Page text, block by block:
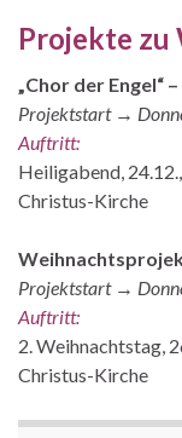
Projekte zu
„Chor der
Projektstart →
Auftritt:
Heiligabend,
Christus-Kirche
Projektstart →
Auftritt:
2. Weihnachtstag,
Christus-Kirche